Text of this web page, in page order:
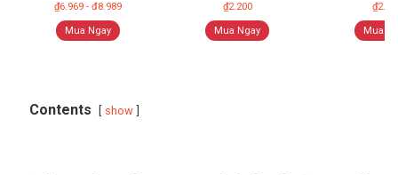
₫6.969 - đ8.989
Mua Ngay
₫2.200
Mua Ngay Mua
Contents show